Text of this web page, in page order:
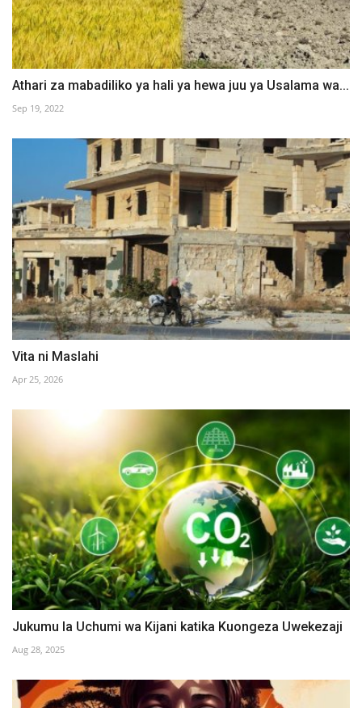
Athari za mabadiliko ya hali ya hewa juu ya Usalama wa...
Sep 19, 2022
Vita ni Maslahi
Apr 25, 2026
Jukumu la Uchumi wa Kijani katika Kuongeza Uwekezaji
Aug 28, 2025